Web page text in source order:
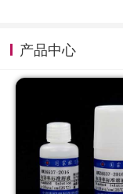
产品中心
新闻资讯
公司主页
购物车